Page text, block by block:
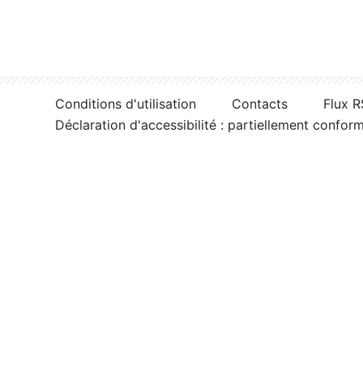
Conditions d'utilisation Contacts
Flux
Déclaration d'accessibilité : partiellement